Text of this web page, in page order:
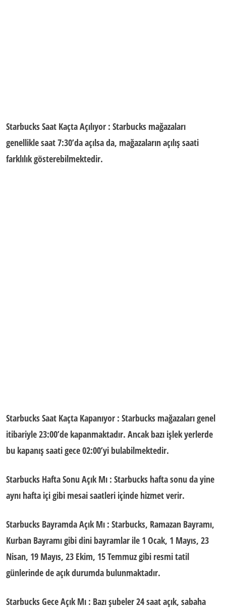
Starbucks Saat Kaçta Açılıyor : Starbucks mağazaları
genellikle saat 7:30’da açılsa da, mağazalarınaçılış saati
farklılık gösterebilmektedir.
Starbucks Saat Kaçta Kapanıyor : Starbucks mağazaları genel
itibariyle 23:00’de kapanmaktadır. Ancak bazı işlek yerlerde
bu kapanış saatigece 02:00’yi bulabilmektedir.
Starbucks Hafta Sonu Açık Mı : Starbucks hafta sonu da yine
aynı hafta içi gibi mesai saatleri içinde hizmet verir.
Starbucks Bayramda Açık Mı : Starbucks, Ramazan Bayramı,
Kurban Bayramı gibi dini bayramlar ile 1 Ocak, 1 Mayıs, 23
Nisan, 19 Mayıs, 23 Ekim, 15 Temmuz gibi resmi tatil
günlerinde de açık durumda bulunmaktadır.
Starbucks Gece Açık Mı : Bazı şubeler24 saat açık, sabaha